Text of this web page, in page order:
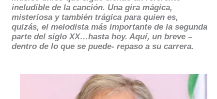
ineludible de la canción. Una gira mágica,
misteriosa y también trágica para quien es,
quizás, el melodista más importante de la segunda
parte del siglo XX…hasta hoy. Aquí, un breve –
dentro de lo que se puede- repaso a su carrera.